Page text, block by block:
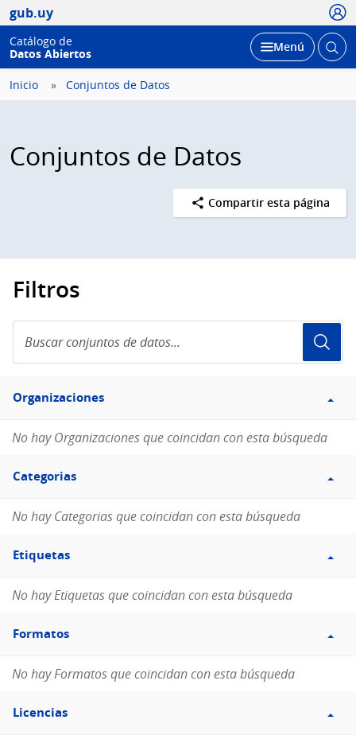
gub.uy
Catálogo de
Datos Abiertos
Desplegar
Menú Abrir
Inicio Conjuntos de Datos
Conjuntos de Datos
Compartir esta página
Filtros
conjuntos
de
Filtro
Organizaciones
Organizaciones
No hay Organizaciones que coincidan con esta búsqueda
Filtro
Categorias
Categorias
No hay Categorias que coincidan con esta búsqueda
Filtro
Etiquetas
Etiquetas
No hay Etiquetas que coincidan con esta búsqueda
Filtro
Formatos
Formatos
No hay Formatos que coincidan con esta búsqueda
Filtro
Licencias
Licencias